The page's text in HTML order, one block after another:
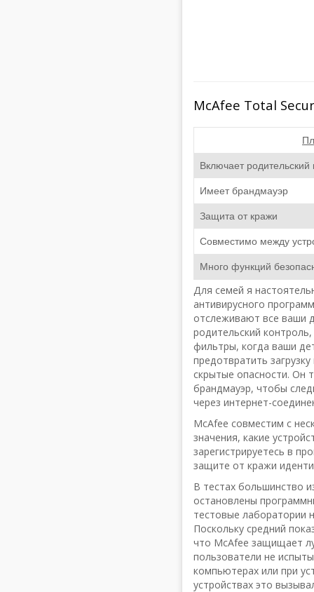
McAfee Total
Включает родительский
Имеет брандмауэр
Защита от кражи
Совместимо между
Много функций
Для семей я
антивирусного
отслеживают все ваши
родительский
фильтры, когда ваши
предотвратить
скрытые опасности. Он
брандмауэр, чтобы
через интернет-
McAfee совместим с
значения, какие
зарегистрируетесь в
защите от кражи
В тестах большинство
остановлены
тестовые лаборатории
Поскольку средний
что McAfee защищает
пользователи не
компьютерах или при
устройствах это